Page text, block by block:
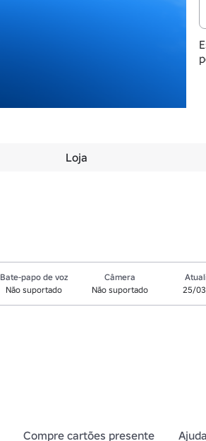
Loja
Bate-papo de voz
Não suportado
Câmera
Não suportado
25/
Compre cartões presente Ajuda